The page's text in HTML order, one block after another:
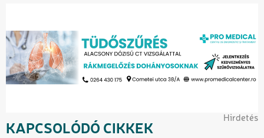
Hirdetés
KAPCSOLÓDÓ CIKKEK